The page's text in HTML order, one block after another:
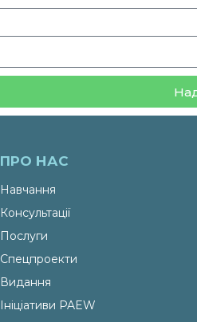
ПРО НАС
Навчання
Консультації
Послуги
Спецпроекти
Видання
Ініціативи PAEW